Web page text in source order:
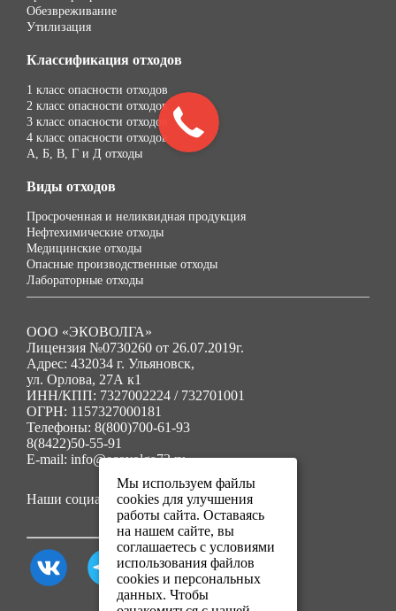
Обезвреживание
Утилизация
Классификация отходов
1 класс опасности отходов
2 класс опасности отходов
3 класс опасности отходов
4 класс опасности отходов
А, Б, В, Г и Д отходы
Виды отходов
Просроченная и неликвидная продукция
Нефтехимические отходы
Медицинские отходы
Опасные производственные отходы
Лабораторные отходы
ООО «ЭКОВОЛГА»
Лицензия №0730260 от 26.07.2019г.
Адрес: 432034 г. Ульяновск,
ул. Орлова, 27А к1
ИНН/КПП: 7327002224 / 732701001
ОГРН: 1157327000181
Телефоны: 8(800)700-61-93
8(8422)50-55-91
E-mail: info@ecovolga73.ru
Наши социальные сети:
Мы используем файлы
cookies для улучшения
работы сайта. Оставаясь
на нашем сайте, вы
соглашаетесь с условиями
использования файлов
cookies и персональных
данных. Чтобы